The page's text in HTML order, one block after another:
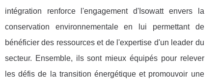
intégration renforce l'engagement d'Isowatt envers la
conservation environnementale en lui permettant de
bénéficier des ressources et de l'expertise d'un leader du
secteur. Ensemble, ils sont mieux équipés pour relever
les défis de la transition énergétique et promouvoir une